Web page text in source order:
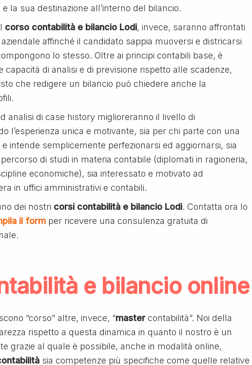
la sua destinazione all’interno del bilancio.
corso contabilità e bilancio Lodi, invece, saranno affrontati
affinché il candidato sappia muoversi e districarsi
lo stesso. Oltre ai principi contabili base, è
capacità di analisi e di previsione rispetto alle scadenze,
che redigere un bilancio può chiedere anche la
analisi di case history miglioreranno il livello di
l’esperienza unica e motivante, sia per chi parte con una
intende semplicemente perfezionarsi ed aggiornarsi, sia
di studi in materia contabile (diplomati in ragioneria,
economiche), sia interessato e motivato ad
in uffici amministrativi e contabili.
dei nostri corsi contabilità e bilancio Lodi. Contatta ora lo
il form per ricevere una consulenza gratuita di
e bilancio online
“corso” altre, invece, “mastercontabilità”. Noi della
rispetto a questa dinamica in quanto il nostro è un
grazie al quale è possibile, anche in modalità online,
sia competenze più specifiche come quelle relative